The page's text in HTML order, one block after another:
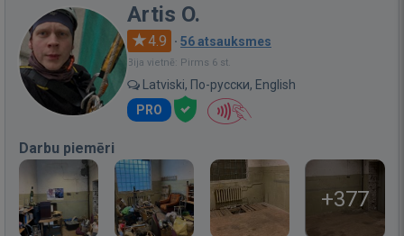
Artis O.
4.9 · 56 atsauksmes
Bija vietnē: Pirms 6 st.
Latviski, По-русски, English
PRO
Darbu piemēri
+377